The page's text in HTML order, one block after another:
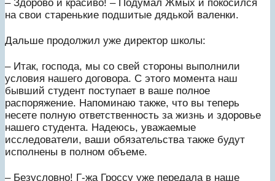
– Здорово и красиво! – Подумал Жмых и покосился
на свои старенькие подшитые дядькой валенки.
Дальше продолжил уже директор школы:
– Итак, господа, мы со свей стороны выполнили
условия нашего договора. С этого момента наш
бывший студент поступает в ваше полное
распоряжение. Напоминаю также, что вы теперь
несете полную ответственность за жизнь и здоровье
нашего студента. Надеюсь, уважаемые
исследователи, ваши обязательства также будут
исполнены в полном объеме.
– Безусловно! Г-жа Гроссу уже передала в наше